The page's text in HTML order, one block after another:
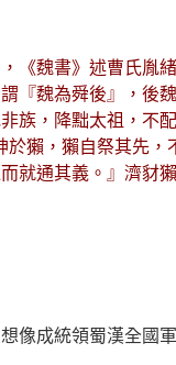
《魏書》述曹氏
『魏為舜後』，
族，降黜太祖，不
獺，獺自祭其先
通其義。』濟豺
想像成統領蜀漢全國